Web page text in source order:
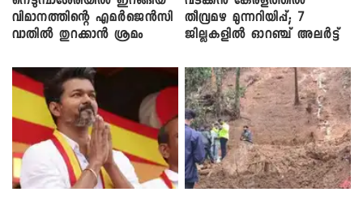
വിമാനത്തിന്റെ എമർജെൻസി
വാതിൽ തുറക്കാൻ ശ്രമം
തീവ്രമഴ മുന്നറിയിപ്പ്; 7
ജില്ലകളിൽ ഓറഞ്ച് അലർട്ട്